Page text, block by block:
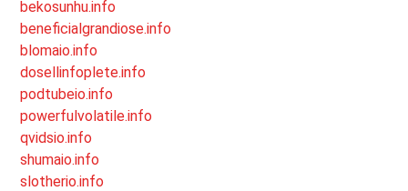
bekosunhu.info
beneficialgrandiose.info
blomaio.info
dosellinfoplete.info
podtubeio.info
powerfulvolatile.info
qvidsio.info
shumaio.info
slotherio.info